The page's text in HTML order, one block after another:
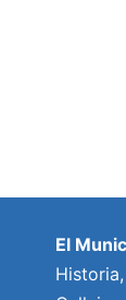
El